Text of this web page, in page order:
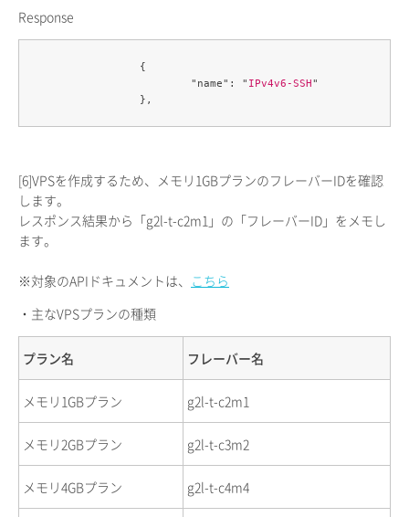
Response
			"name": "
IPv4v6-SSH"
[6]VPSを作成するため、メモリ1GBプランのフレーバーIDを確認
します。
レスポンス結果から「g2l-t-c2m1」の「フレーバーID」をメモし
ます。
※対象のAPIドキュメントは、 こちら
・主なVPSプランの種類
プラン名 フレーバー名
メモリ1GBプラン g2l-t-c2m1
メモリ2GBプラン g2l-t-c3m2
メモリ4GBプラン g2l-t-c4m4